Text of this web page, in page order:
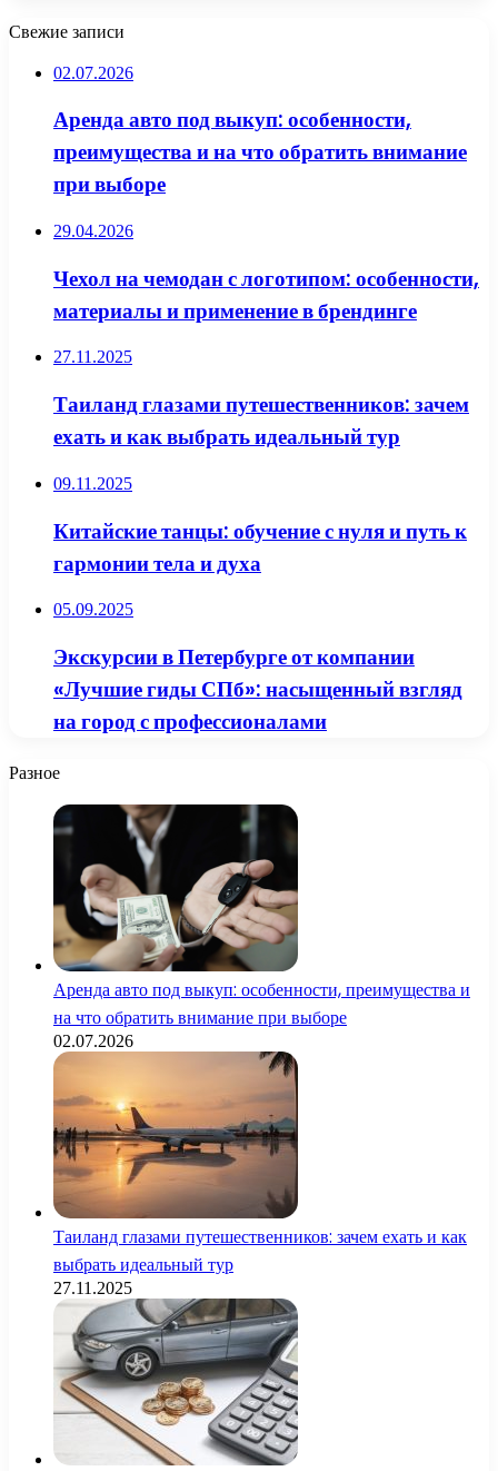
Свежие записи
02.07.2026
Аренда авто под выкуп: особенности,
преимущества и на что обратить внимание
при выборе
29.04.2026
Чехол на чемодан с логотипом: особенности,
материалы и применение в брендинге
27.11.2025
Таиланд глазами путешественников: зачем
ехать и как выбрать идеальный тур
09.11.2025
Китайские танцы: обучение с нуля и путь к
гармонии тела и духа
05.09.2025
Экскурсии в Петербурге от компании
«Лучшие гиды СПб»: насыщенный взгляд
на город с профессионалами
Разное
Аренда авто под выкуп: особенности, преимущества и
на что обратить внимание при выборе
02.07.2026
Таиланд глазами путешественников: зачем ехать и как
выбрать идеальный тур
27.11.2025